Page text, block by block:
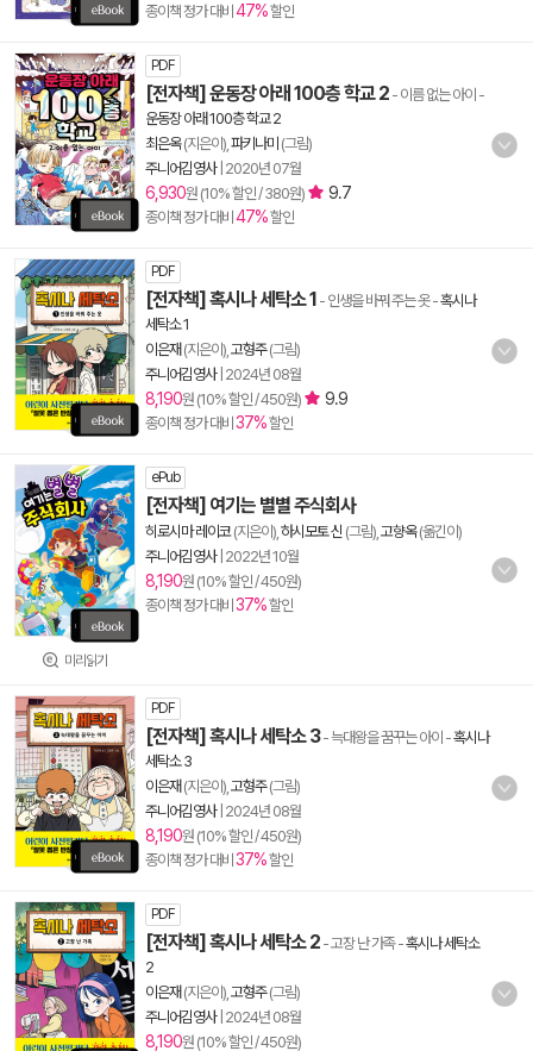
종이책 정가 대비 47%할인
PDF
[전자책] 운동장 아래 100층 학교 2 - 이름 없는 아이 -
운동장 아래 100층 학교 2
최은옥(지은이), 파키나미 (그림)
주니어김영사| 2020년 07월
6,930원 (10% 할인 / 380원) 9.7
종이책 정가 대비 47%할인
PDF
[전자책] 혹시나 세탁소 1 - 인생을 바꿔 주는 옷-혹시나
세탁소 1
이은재 (지은이), 고형주(그림)
주니어김영사| 2024년 08월
8,190원 (10% 할인 / 450원) 9.9
종이책 정가 대비 37%할인
미리읽기
ePub
[전자책] 여기는 별별 주식회사
히로시마 레이코(지은이), 하시모토 신 (그림), 고향옥(옮긴이)
주니어김영사| 2022년 10월
8,190원 (10% 할인 / 450원)
종이책 정가 대비 37%할인
PDF
[전자책] 혹시나 세탁소 3- 늑대왕을 꿈꾸는 아이 -혹시나
세탁소 3
이은재 (지은이), 고형주(그림)
주니어김영사| 2024년 08월
8,190원 (10% 할인 / 450원)
종이책 정가 대비 37%할인
PDF
[전자책] 혹시나 세탁소 2 - 고장 난 가족-혹시나 세탁소
2
이은재 (지은이), 고형주(그림)
주니어김영사| 2024년 08월
8,190원 (10% 할인 / 450원)